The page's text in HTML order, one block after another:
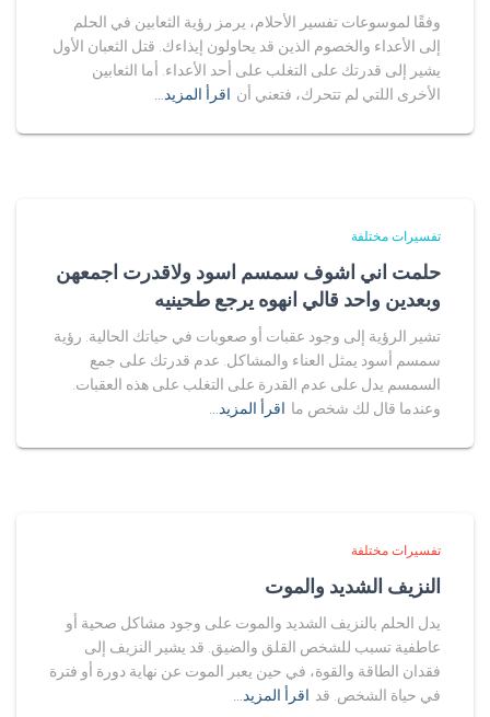
وفقًا لموسوعات تفسير الأحلام، يرمز رؤية الثعابين في الحلم
إلى الأعداء والخصوم الذين قد يحاولون إيذاءك. قتل الثعبان الأول
يشير إلى قدرتك على التغلب على أحد الأعداء. أما الثعابين
الأخرى اللتي لم تتحرك، فتعني أن اقرأ المزيد…
تفسيرات مختلفة
حلمت اني اشوف سمسم اسود ولاقدرت اجمعهن
وبعدين واحد قالي انهوه يرجع طحينيه
تشير الرؤية إلى وجود عقبات أو صعوبات في حياتك الحالية. رؤية
سمسم أسود يمثل العناء والمشاكل. عدم قدرتك على جمع
السمسم يدل على عدم القدرة على التغلب على هذه العقبات.
وعندما قال لك شخص ما اقرأ المزيد…
تفسيرات مختلفة
النزيف الشديد والموت
يدل الحلم بالنزيف الشديد والموت على وجود مشاكل صحية أو
عاطفية تسبب للشخص القلق والضيق. قد يشير النزيف إلى
فقدان الطاقة والقوة، في حين يعبر الموت عن نهاية دورة أو فترة
في حياة الشخص. قد اقرأ المزيد…